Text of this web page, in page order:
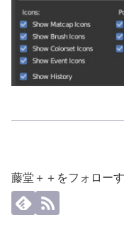
藤堂＋＋をフォロー